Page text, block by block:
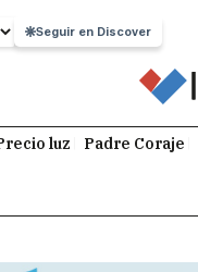
Seguir en Discover
luz Padre Coraje